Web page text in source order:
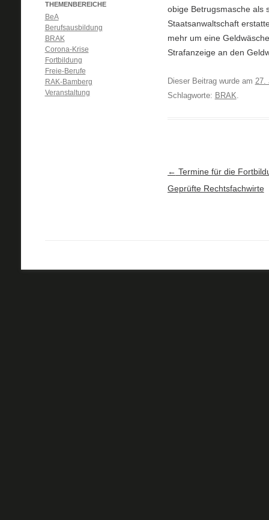
obige Betrugsmasche als
Staatsanwaltschaft
mehr um eine
Strafanzeige an den
Dieser Beitrag wurde am 27.
Schlagworte: BRAK.
Artikel-Navigation
← Termine für die
Geprüfte Rechtsfachwirte
THEMENBEREICHE
BeA
Berufsausbildung
BRAK
Corona-Krise
Fortbildung
Freie-Berufe
RAK-Bamberg
Veranstaltung